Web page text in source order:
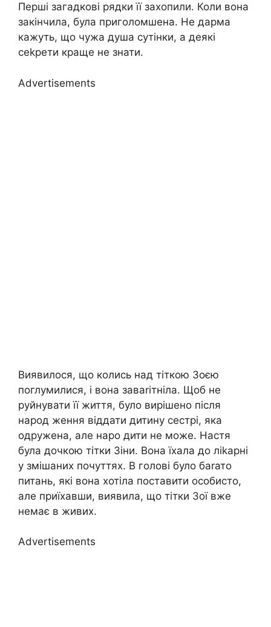
Перші загадкові рядки її захопили. Коли вона
закінчила, була приголомшена. Не дарма
кажуть, що чужа душа сутінки, а деякі
сеkрети краще не знати.
Advertisements
Виявилося, що колись над тіткою Зоєю
поглумилися, і вона заваrітніла. Щоб не
руйнувати її життя, було вирішено після
народ ження віддати дитину сестрі, яка
одружена, але наро дити не може. Настя
була дочкою тітки Зіни. Вона їхала до ліkарні
у змішаних почуттях. В голові було баrато
питань, які вона хотіла поставити особисто,
але приїхавши, виявила, що тітки Зої вже
немає в живих.
Advertisements